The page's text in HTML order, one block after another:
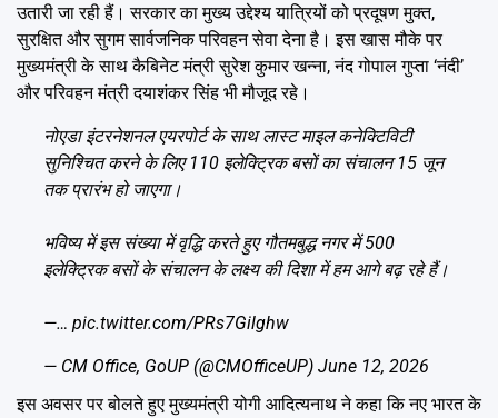
उतारी जा रही हैं। सरकार का मुख्य उद्देश्य यात्रियों को प्रदूषण मुक्त,
सुरक्षित और सुगम सार्वजनिक परिवहन सेवा देना है। इस खास मौके पर
मुख्यमंत्री के साथ कैबिनेट मंत्री सुरेश कुमार खन्ना, नंद गोपाल गुप्ता ‘नंदी’
और परिवहन मंत्री दयाशंकर सिंह भी मौजूद रहे।
नोएडा इंटरनेशनल एयरपोर्ट के साथ लास्ट माइल कनेक्टिविटी
सुनिश्चित करने के लिए 110 इलेक्ट्रिक बसों का संचालन 15 जून
तक प्रारंभ हो जाएगा।
भविष्य में इस संख्या में वृद्धि करते हुए गौतमबुद्ध नगर में 500
इलेक्ट्रिक बसों के संचालन के लक्ष्य की दिशा में हम आगे बढ़ रहे हैं।
—… pic.twitter.com/PRs7Gilghw
— CM Office, GoUP (@CMOfficeUP) June 12, 2026
इस अवसर पर बोलते हुए मुख्यमंत्री योगी आदित्यनाथ ने कहा कि नए भारत के